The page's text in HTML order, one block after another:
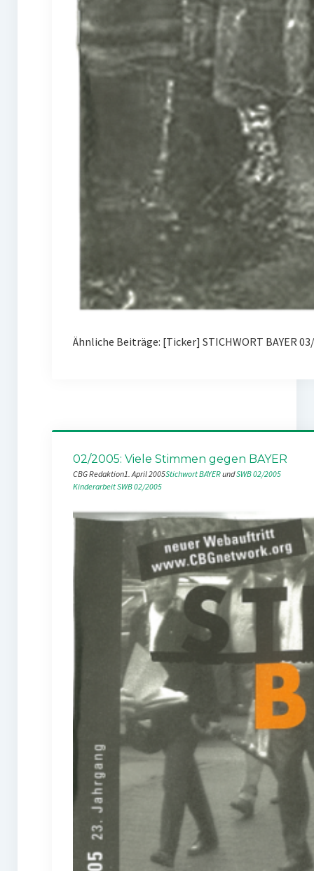
Ähnliche Beiträge: [Ticker] STICHWORT BAYER
02/2005: Viele Stimmen gegen BAYER
CBG Redaktion1. April 2005Stichwort BAYER und SWB 02/2005
KinderarbeitSWB 02/2005